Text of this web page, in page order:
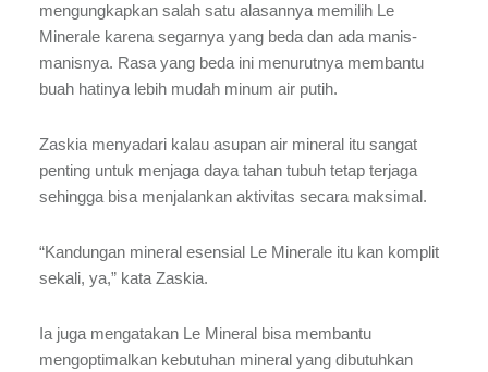
mengungkapkan salah satu alasannya memilih Le
Minerale karena segarnya yang beda dan ada manis-
manisnya. Rasa yang beda ini menurutnya membantu
buah hatinya lebih mudah minum air putih.
Zaskia menyadari kalau asupan air mineral itu sangat
penting untuk menjaga daya tahan tubuh tetap terjaga
sehingga bisa menjalankan aktivitas secara maksimal.
“Kandungan mineral esensial Le Minerale itu kan komplit
sekali, ya,” kata Zaskia.
Ia juga mengatakan Le Mineral bisa membantu
mengoptimalkan kebutuhan mineral yang dibutuhkan